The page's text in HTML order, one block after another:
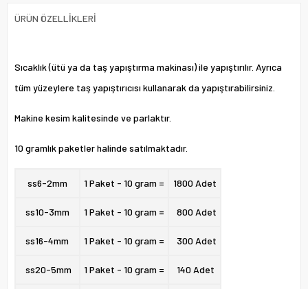
ÜRÜN ÖZELLIKLERI
Sıcaklık (ütü ya da taş yapıştırma makinası) ile yapıştırılır. Ayrıca
tüm yüzeylere taş yapıştırıcısı kullanarak da yapıştırabilirsiniz.
Makine kesim kalitesinde ve parlaktır.
10 gramlık paketler halinde satılmaktadır.
ss6-2mm 1 Paket - 10 gram = 1800 Adet
ss10-3mm 1 Paket - 10 gram = 800 Adet
ss16-4mm 1 Paket - 10 gram = 300 Adet
ss20-5mm 1 Paket - 10 gram = 140 Adet